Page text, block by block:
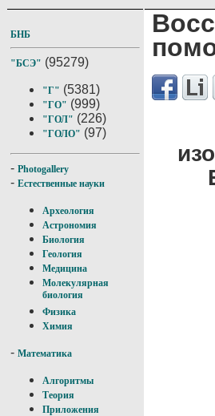
БНБ
"БСЭ" (95279)
"Г" (5381)
"ГО" (999)
"ГОЛ" (226)
"ГОЛО" (97)
- Photogallery
- Естественные науки
Археология
Астрономия
Биология
Геология
Медицина
Молекулярная
биология
Физика
Химия
- Математика
Алгоритмы
Теория
Приложения